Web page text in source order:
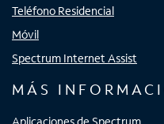
Teléfono Residencial
Móvil
Spectrum Internet Assist
MÁS